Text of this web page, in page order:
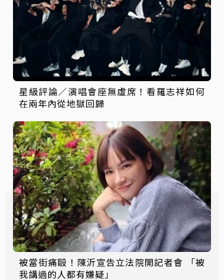
星級評論／演唱會座無虛席！看羅志祥如何
在兩年內從地獄回歸
被當街痛毆！陳沂宣告立法院開記者會 「被
我講過的人都有嫌疑」